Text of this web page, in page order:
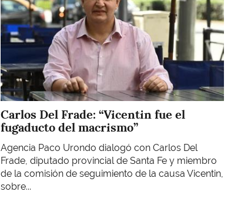
Carlos Del Frade: “Vicentin fue el
fugaducto del macrismo”
Agencia Paco Urondo dialogó con Carlos Del
Frade, diputado provincial de Santa Fe y miembro
de la comisión de seguimiento de la causa Vicentin,
sobre...